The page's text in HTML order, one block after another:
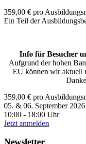
359,00 € pro
Ein Teil der
Info für Besucher
Aufgrund der hohen
EU können wir aktuell
359,00 € pro
05. & 06. September
10:00 - 18:00 Uhr
Jetzt anmelden
Newsletter